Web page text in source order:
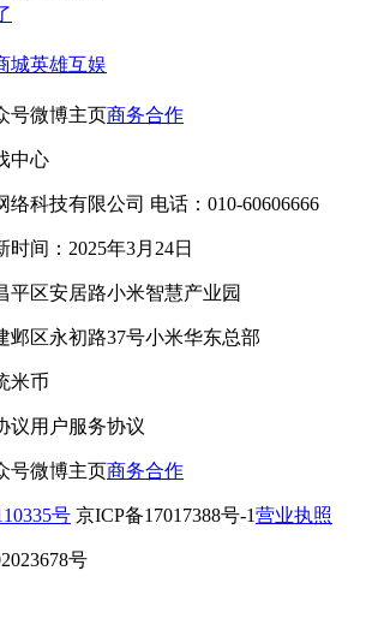
城英雄互娱
号微博主页商务合作
中心
科技有限公司 电话：010-60606666
时间：2025年3月24日
平区安居路小米智慧产业园
邺区永初路37号小米华东总部
米币
议用户服务协议
号微博主页商务合作
号 京ICP备17017388号-1营业执照
号